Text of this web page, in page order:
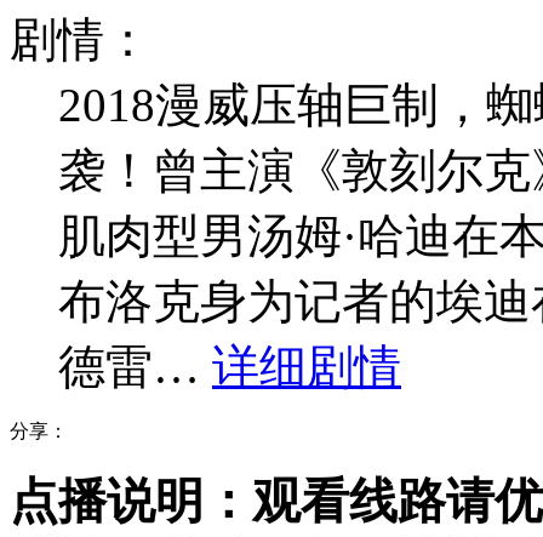
剧情：
2018漫威压轴巨制，
袭！曾主演《敦刻尔
肌肉型男汤姆·哈迪在
布洛克身为记者的埃
德雷… 详细剧情
分享：
点播说明 ：观看线路请